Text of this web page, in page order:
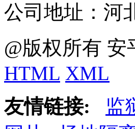
公司地址：河
@版权所有
HTML XML
友情链接:
监